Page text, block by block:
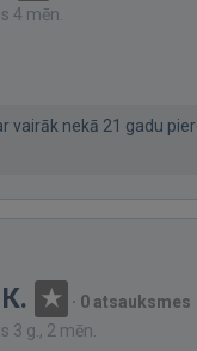
4 mēn.
vairāk nekā 21 gadu
· 0 atsauksmes
3 g., 2 mēn.